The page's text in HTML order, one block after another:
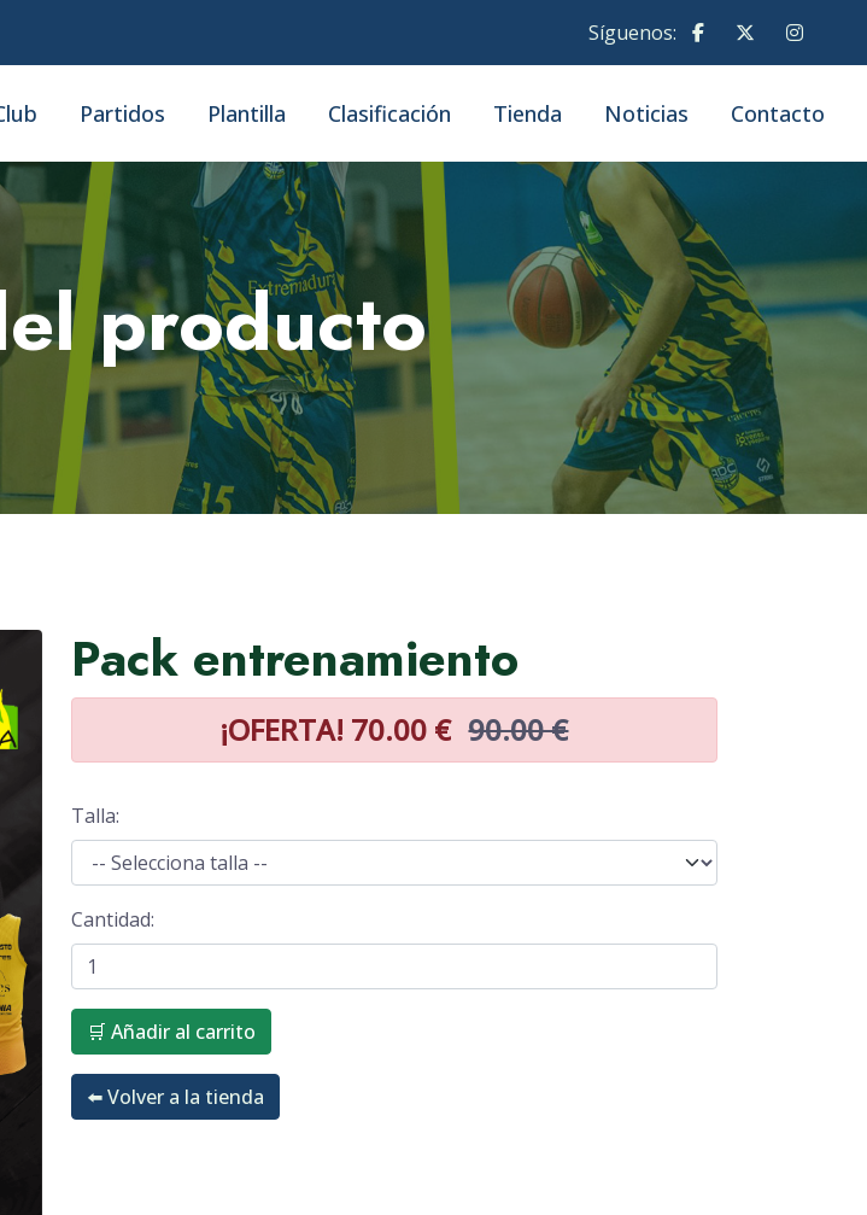
Síguenos:
Partidos Plantilla Clasificación Tienda Noticias Contacto
producto
Pack entrenamiento
¡OFERTA! 70.00 € 90.00 €
Talla:
Cantidad:
🛒 Añadir al carrito
⬅️ Volver a la tienda